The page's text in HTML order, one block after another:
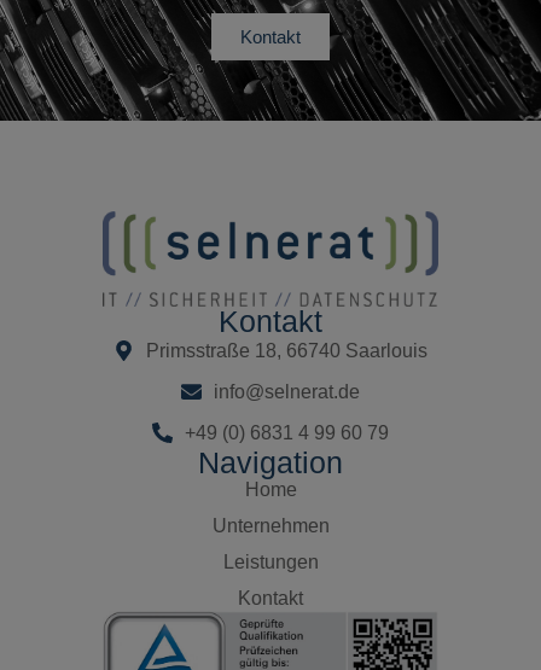
Kontakt
Kontakt
Primsstraße 18, 66740 Saarlouis
info@selnerat.de
+49 (0) 6831 4 99 60 79
Navigation
Home
Unternehmen
Leistungen
Kontakt